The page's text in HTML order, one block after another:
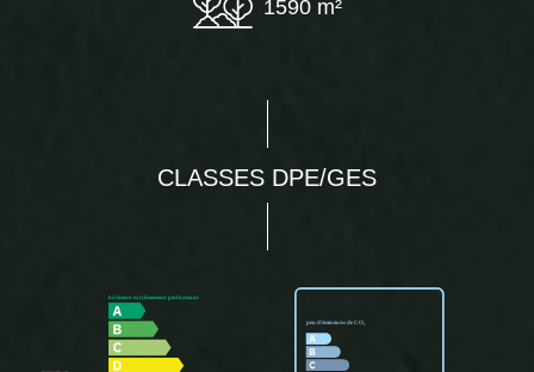
1590 m²
CLASSES DPE/GES